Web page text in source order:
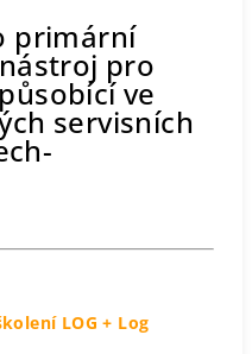
primární
pro
ve
servisních
LOG + Log